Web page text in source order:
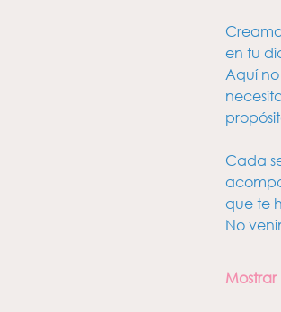
en tu
Aquí
Cada
que te
No
Mostrar